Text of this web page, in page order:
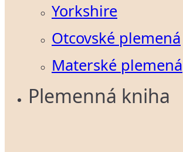
Yorkshire
Otcovské plemená
Materské plemená
Plemenná kniha